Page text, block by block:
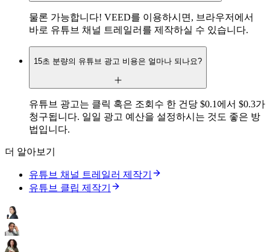
물론 가능합니다! VEED를 이용하시면, 브라우저에서
바로 유튜브 채널 트레일러를 제작하실 수 있습니다.
15초 분량의 유튜브 광고 비용은 얼마나 되나요?
유튜브 광고는 클릭 혹은 조회수 한 건당 $0.1에서 $0.3가
청구됩니다. 일일 광고 예산을 설정하시는 것도 좋은 방
법입니다.
더 알아보기
유튜브 채널 트레일러 제작기
유튜브 클립 제작기